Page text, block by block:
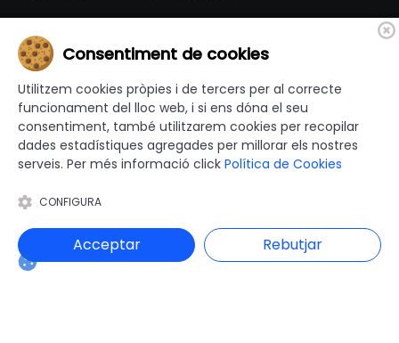
Categories
Administració Electrònica
Administracó local
Agenda
Cultura
Eleccions Municipals
Esports
Gent gran
Gestió Municipal
Habitatge i Urbanisme
Consentiment de cookies
Utilitzem cookies pròpies i de tercers per al correcte
funcionament del lloc web, i si ens dóna el seu
consentiment, també utilitzarem cookies per recopilar
dades estadístiques agregades per millorar els nostres
serveis. Per més informació click Política de Cookies
CONFIGURA
Acceptar Rebutjar